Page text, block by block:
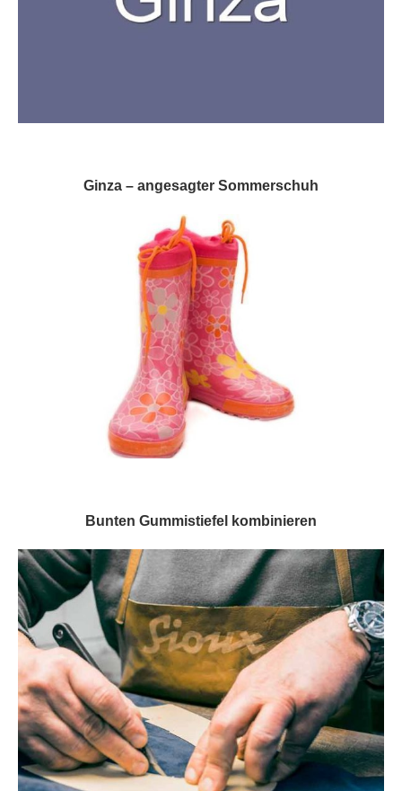
Ginza – angesagter Sommerschuh
Bunten Gummistiefel kombinieren